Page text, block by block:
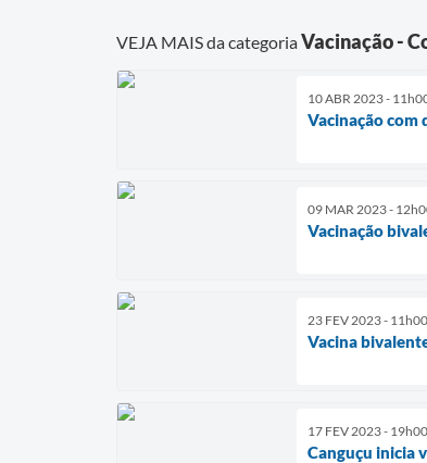
VEJA MAIS da categoriaVacinação -
10 ABR 2023 -
Vacinação com
09 MAR 2023 -
Vacinação
23 FEV 2023 - 11h00
Vacina
17 FEV 2023 - 19h00
Canguçu inicia